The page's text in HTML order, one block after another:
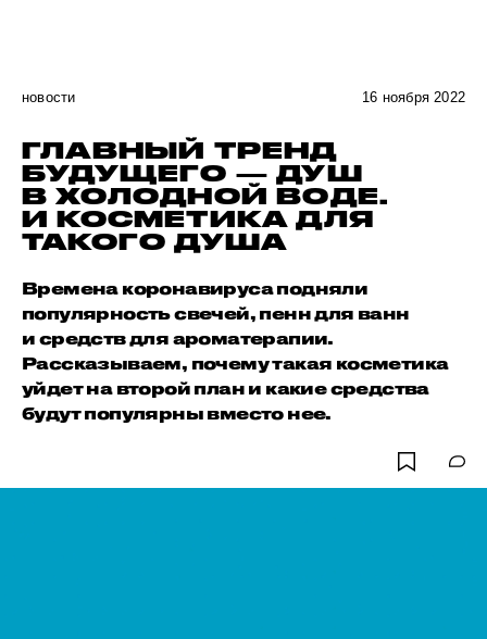
новости 16 ноября 2022
ГЛАВНЫЙ ТРЕНД
БУДУЩЕГО — ДУШ
В ХОЛОДНОЙ ВОДЕ.
И КОСМЕТИКА ДЛЯ
ТАКОГО ДУША
Времена коронавируса подняли
популярность свечей, пенн для ванн
и средств для ароматерапии.
Рассказываем, почему такая косметика
уйдет на второй план и какие средства
будут популярны вместо нее.